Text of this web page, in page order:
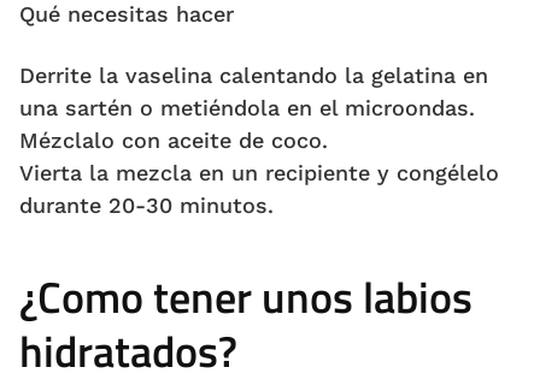
Qué necesitas hacer
Derrite la vaselina calentando la gelatina en
una sartén o metiéndola en el microondas.
Mézclalo con aceite de coco.
Vierta la mezcla en un recipiente y congélelo
durante 20-30 minutos.
¿Como tener unos labios
hidratados?